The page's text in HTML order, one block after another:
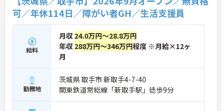
可／年休114日／障がい者GH／生活支援員
給料
月収 24.0万円～28.8万円
年収 288万円～346万円程度 ※月給×12ヶ
月
勤務地
茨城県 取手市 新取手4-7-40
関東鉄道常総線「新取手駅」徒歩9分